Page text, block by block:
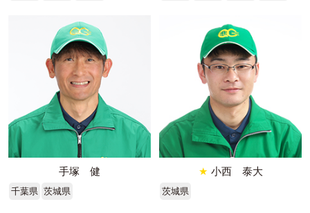
手塚 健
千葉県 茨城県
★ 小西 泰大
茨城県